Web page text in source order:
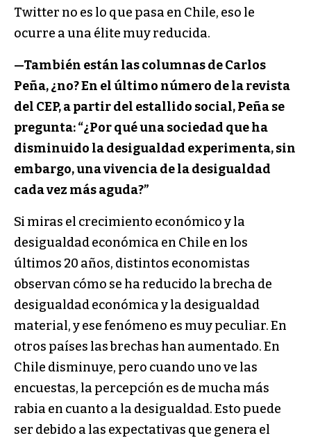
Twitter no es lo que pasa en Chile, eso le
ocurre a una élite muy reducida.
—También están las columnas de Carlos
Peña, ¿no? En el último número de la revista
del CEP, a partir del estallido social, Peña se
pregunta: “¿Por qué una sociedad que ha
disminuido la desigualdad experimenta, sin
embargo, una vivencia de la desigualdad
cada vez más aguda?”
Si miras el crecimiento económico y la
desigualdad económica en Chile en los
últimos 20 años, distintos economistas
observan cómo se ha reducido la brecha de
desigualdad económica y la desigualdad
material, y ese fenómeno es muy peculiar. En
otros países las brechas han aumentado. En
Chile disminuye, pero cuando uno ve las
encuestas, la percepción es de mucha más
rabia en cuanto a la desigualdad. Esto puede
ser debido a las expectativas que genera el